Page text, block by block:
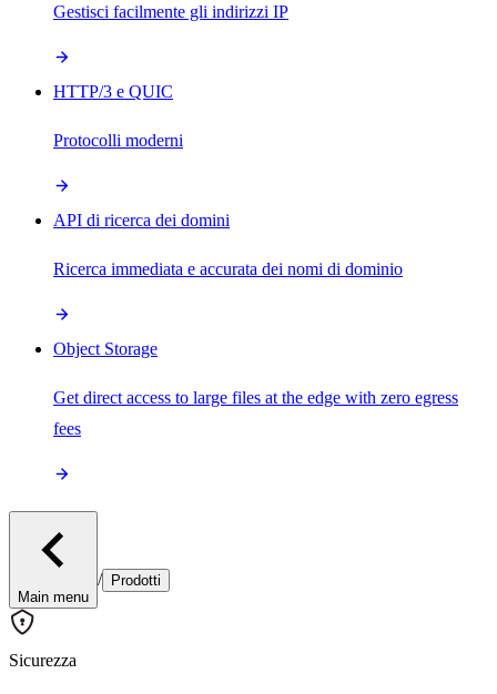
Gestisci facilmente gli indirizzi IP
HTTP/3 e QUIC
Protocolli moderni
API di ricerca dei domini
Ricerca immediata e accurata dei nomi di dominio
Object Storage
Get direct access to large files at the edge with zero egress
fees
Main menu
/ Prodotti
Sicurezza